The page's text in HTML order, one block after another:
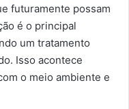
futuramente possam
é o principal
um tratamento
Isso acontece
o meio ambiente e